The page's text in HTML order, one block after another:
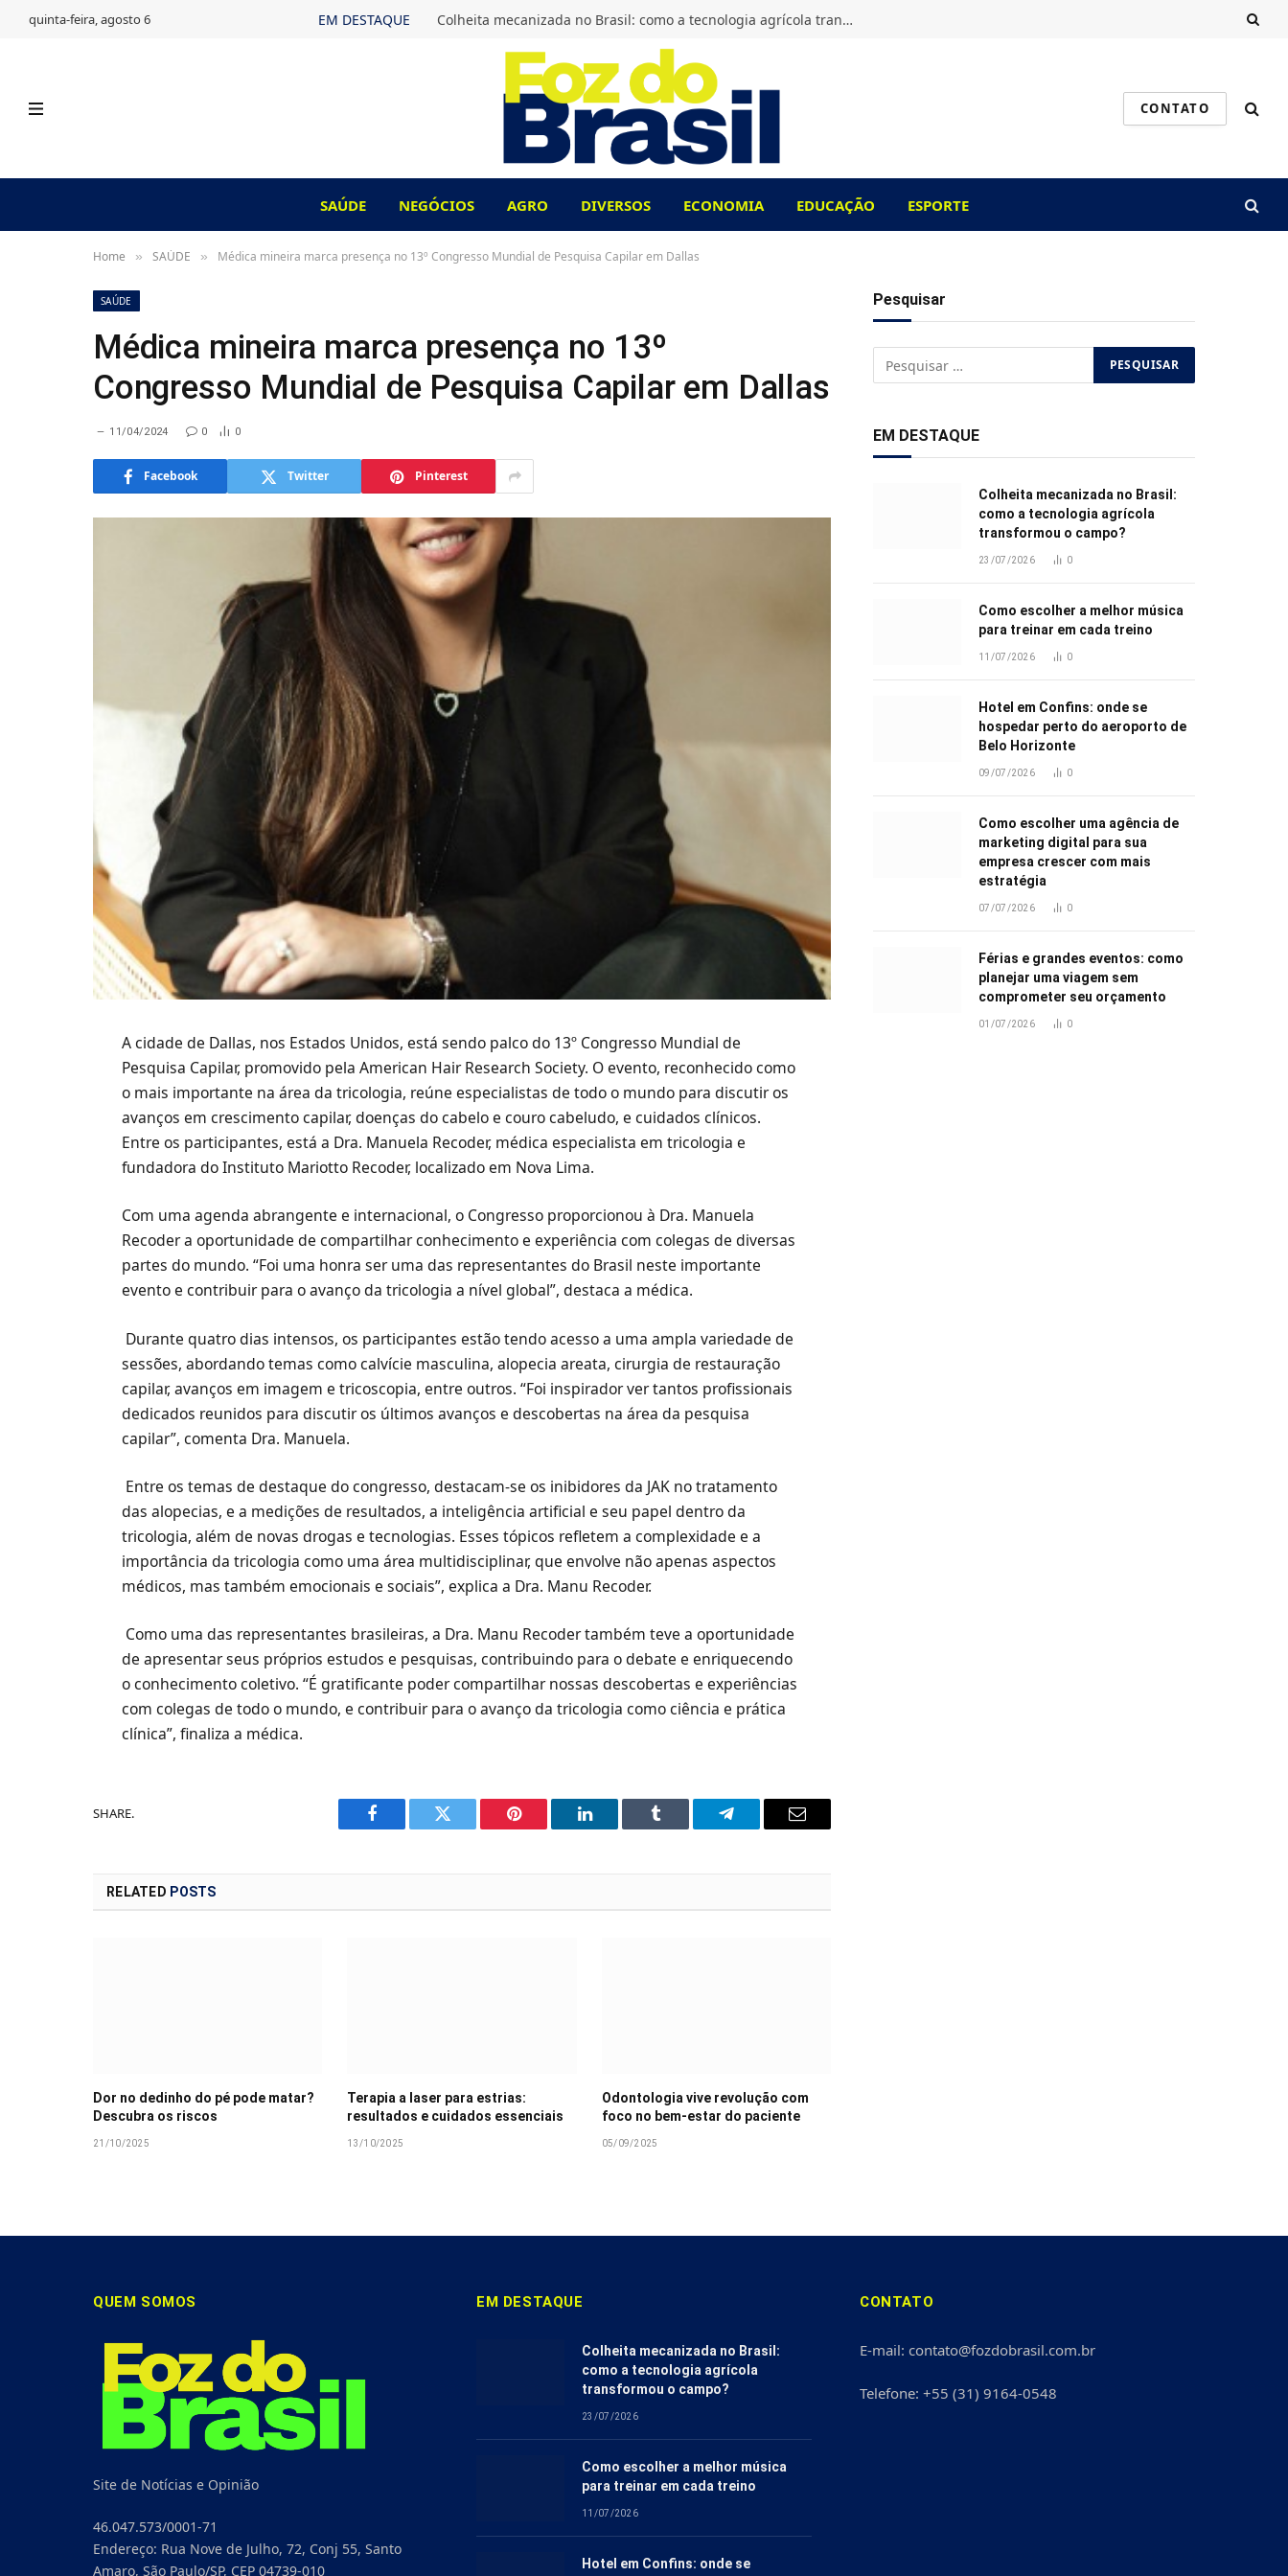
quinta-feira, agosto 6 EM DESTAQUE Colheita mecanizada no Brasil: como a tecnologia agrícola transformou o campo?
CONTATO
SAÚDE NEGÓCIOS AGRO DIVERSOS ECONOMIA EDUCAÇÃO ESPORTE
Home » SAÚDE » Médica mineira marca presença no 13º Congresso Mundial de Pesquisa Capilar em Dallas
SAÚDE
Médica mineira marca presença no 13º
Congresso Mundial de Pesquisa Capilar em Dallas
11/04/2024 0 0
Facebook Twitter Pinterest
A cidade de Dallas, nos Estados Unidos, está sendo palco do 13º Congresso Mundial de
Pesquisa Capilar, promovido pela American Hair Research Society. O evento, reconhecido como
o mais importante na área da tricologia, reúne especialistas de todo o mundo para discutir os
avanços em crescimento capilar, doenças do cabelo e couro cabeludo, e cuidados clínicos.
Entre os participantes, está a Dra. Manuela Recoder, médica especialista em tricologia e
fundadora do Instituto Mariotto Recoder, localizado em Nova Lima.
Com uma agenda abrangente e internacional, o Congresso proporcionou à Dra. Manuela
Recoder a oportunidade de compartilhar conhecimento e experiência com colegas de diversas
partes do mundo. “Foi uma honra ser uma das representantes do Brasil neste importante
evento e contribuir para o avanço da tricologia a nível global”, destaca a médica.
Durante quatro dias intensos, os participantes estão tendo acesso a uma ampla variedade de
sessões, abordando temas como calvície masculina, alopecia areata, cirurgia de restauração
capilar, avanços em imagem e tricoscopia, entre outros. “Foi inspirador ver tantos profissionais
dedicados reunidos para discutir os últimos avanços e descobertas na área da pesquisa
capilar”, comenta Dra. Manuela.
Entre os temas de destaque do congresso, destacam-se os inibidores da JAK no tratamento
das alopecias, e a medições de resultados, a inteligência artificial e seu papel dentro da
tricologia, além de novas drogas e tecnologias. Esses tópicos refletem a complexidade e a
importância da tricologia como uma área multidisciplinar, que envolve não apenas aspectos
médicos, mas também emocionais e sociais”, explica a Dra. Manu Recoder.
Como uma das representantes brasileiras, a Dra. Manu Recoder também teve a oportunidade
de apresentar seus próprios estudos e pesquisas, contribuindo para o debate e enriquecendo
o conhecimento coletivo. “É gratificante poder compartilhar nossas descobertas e experiências
com colegas de todo o mundo, e contribuir para o avanço da tricologia como ciência e prática
clínica”, finaliza a médica.
SHARE.
Facebook Twitter Pinterest LinkedIn Tumblr Telegram Email
RELATED POSTS
Dor no dedinho do pé pode matar?
Descubra os riscos
21/10/2025
Terapia a laser para estrias:
resultados e cuidados essenciais
13/10/2025
Odontologia vive revolução com
foco no bem-estar do paciente
05/09/2025
Pesquisar
EM DESTAQUE
Colheita mecanizada no Brasil:
como a tecnologia agrícola
transformou o campo?
23/07/2026 0
Como escolher a melhor música
para treinar em cada treino
11/07/2026 0
Hotel em Confins: onde se
hospedar perto do aeroporto de
Belo Horizonte
09/07/2026 0
Como escolher uma agência de
marketing digital para sua
empresa crescer com mais
estratégia
07/07/2026 0
Férias e grandes eventos: como
planejar uma viagem sem
comprometer seu orçamento
01/07/2026 0
QUEM SOMOS
Site de Notícias e Opinião
46.047.573/0001-71
Endereço: Rua Nove de Julho, 72, Conj 55, Santo
Amaro, São Paulo/SP, CEP 04739-010
EM DESTAQUE
Colheita mecanizada no Brasil:
como a tecnologia agrícola
transformou o campo?
23/07/2026
Como escolher a melhor música
para treinar em cada treino
11/07/2026
Hotel em Confins: onde se
CONTATO
E-mail: contato@fozdobrasil.com.br
Telefone: +55 (31) 9164-0548